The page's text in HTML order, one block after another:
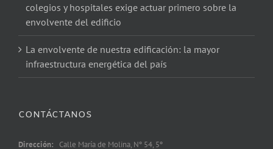
colegios y hospitales exige actuar primero sobre la
envolvente del edificio
La envolvente de nuestra edificación: la mayor
infraestructura energética del país
CONTÁCTANOS
Dirección: Calle María de Molina, Nº 54, 5º